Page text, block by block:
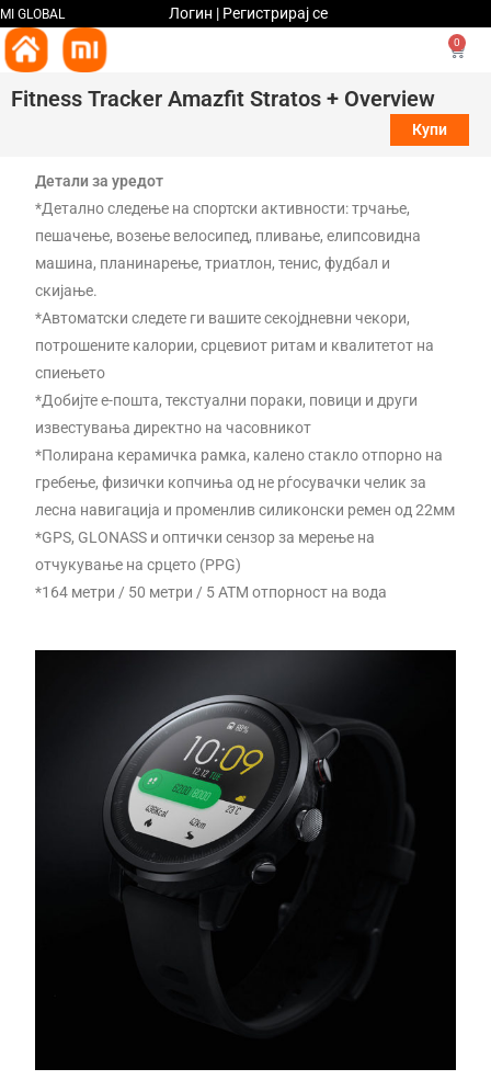
MI GLOBAL Логин | Регистрирај се
0
Fitness Tracker Amazfit Stratos + Overview
Купи
Детали за уредот
*Детално следење на спортски активности: трчање,
пешачење, возење велосипед, пливање, елипсовидна
машина, планинарење, триатлон, тенис, фудбал и
скијање.
*Автоматски следете ги вашите секојдневни чекори,
потрошените калории, срцевиот ритам и квалитетот на
спиењето
*Добијте е-пошта, текстуални пораки, повици и други
известувања директно на часовникот
*Полирана керамичка рамка, калено стакло отпорно на
гребење, физички копчиња од не рѓосувачки челик за
лесна навигација и променлив силиконски ремен од 22мм
*GPS, GLONASS и оптички сензор за мерење на
отчукување на срцето (PPG)
*164 метри / 50 метри / 5 АТМ oтпорност на вода